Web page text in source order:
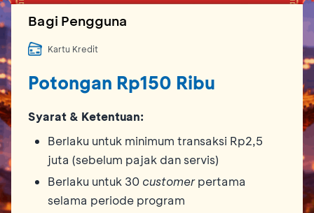
Bagi Pengguna
Kartu Kredit
Potongan Rp150 Ribu
Syarat & Ketentuan:
Berlaku untuk minimum transaksi Rp2,5
juta (sebelum pajak dan servis)
Berlaku untuk 30 customerpertama
selama periode program